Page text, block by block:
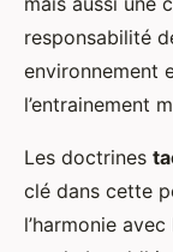
responsabilité
environnement
l’entrainement
Les doctrines
clé dans cette
l’harmonie